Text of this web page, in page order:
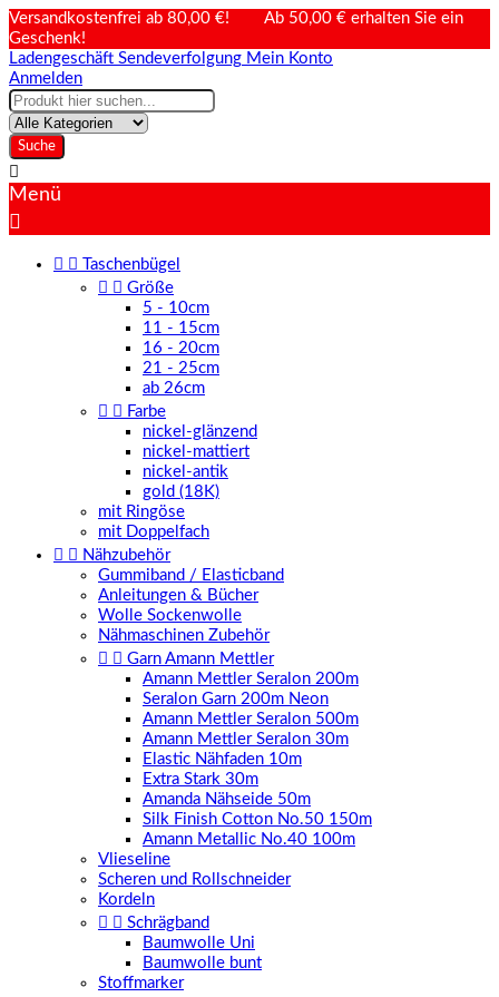
Versandkostenfrei ab 80,00 €! Ab 50,00 € erhalten Sie ein
Geschenk!
Ladengeschäft Sendeverfolgung Mein Konto
Anmelden
Suche

Menü

 
Taschenbügel
  Größe
5 - 10cm
11 - 15cm
16 - 20cm
21 - 25cm
ab 26cm
  Farbe
nickel-glänzend
nickel-mattiert
nickel-antik
gold (18K)
mit Ringöse
mit Doppelfach
  Nähzubehör
Gummiband / Elasticband
Anleitungen & Bücher
Wolle Sockenwolle
Nähmaschinen Zubehör
  Garn Amann Mettler
Amann Mettler Seralon 200m
Seralon Garn 200m Neon
Amann Mettler Seralon 500m
Amann Mettler Seralon 30m
Elastic Nähfaden 10m
Extra Stark 30m
Amanda Nähseide 50m
Silk Finish Cotton No.50 150m
Amann Metallic No.40 100m
Vlieseline
Scheren und Rollschneider
Kordeln
  Schrägband
Baumwolle Uni
Baumwolle bunt
Stoffmarker